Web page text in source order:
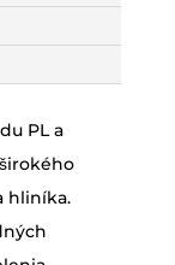
PL a
hliníka.